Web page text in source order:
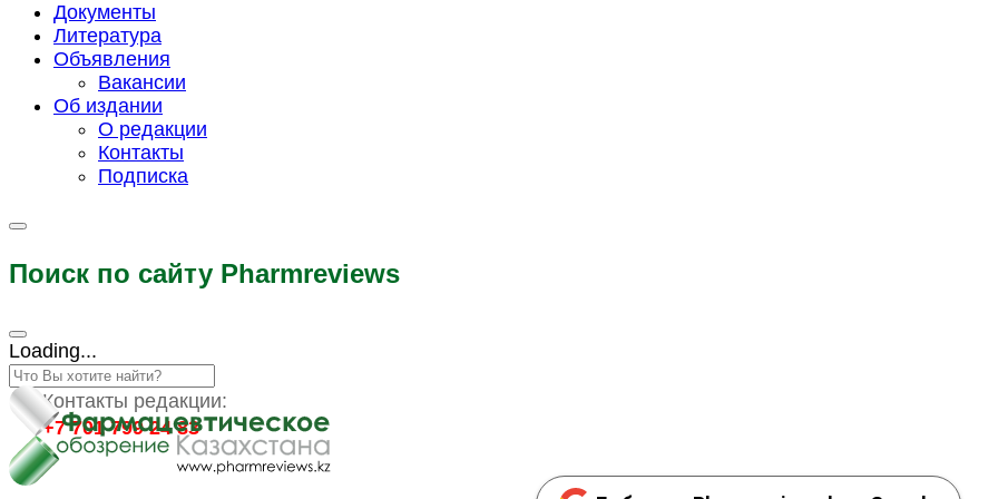
Документы
Литература
Объявления
Вакансии
Об издании
О редакции
Контакты
Подписка
Поиск по сайту Pharmreviews
Loading...
Контакты редакции:
+7 701 799 24 83